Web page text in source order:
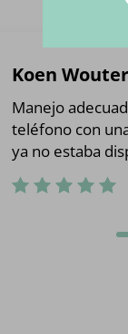
Koen
Manejo
teléfono con
ya no estaba